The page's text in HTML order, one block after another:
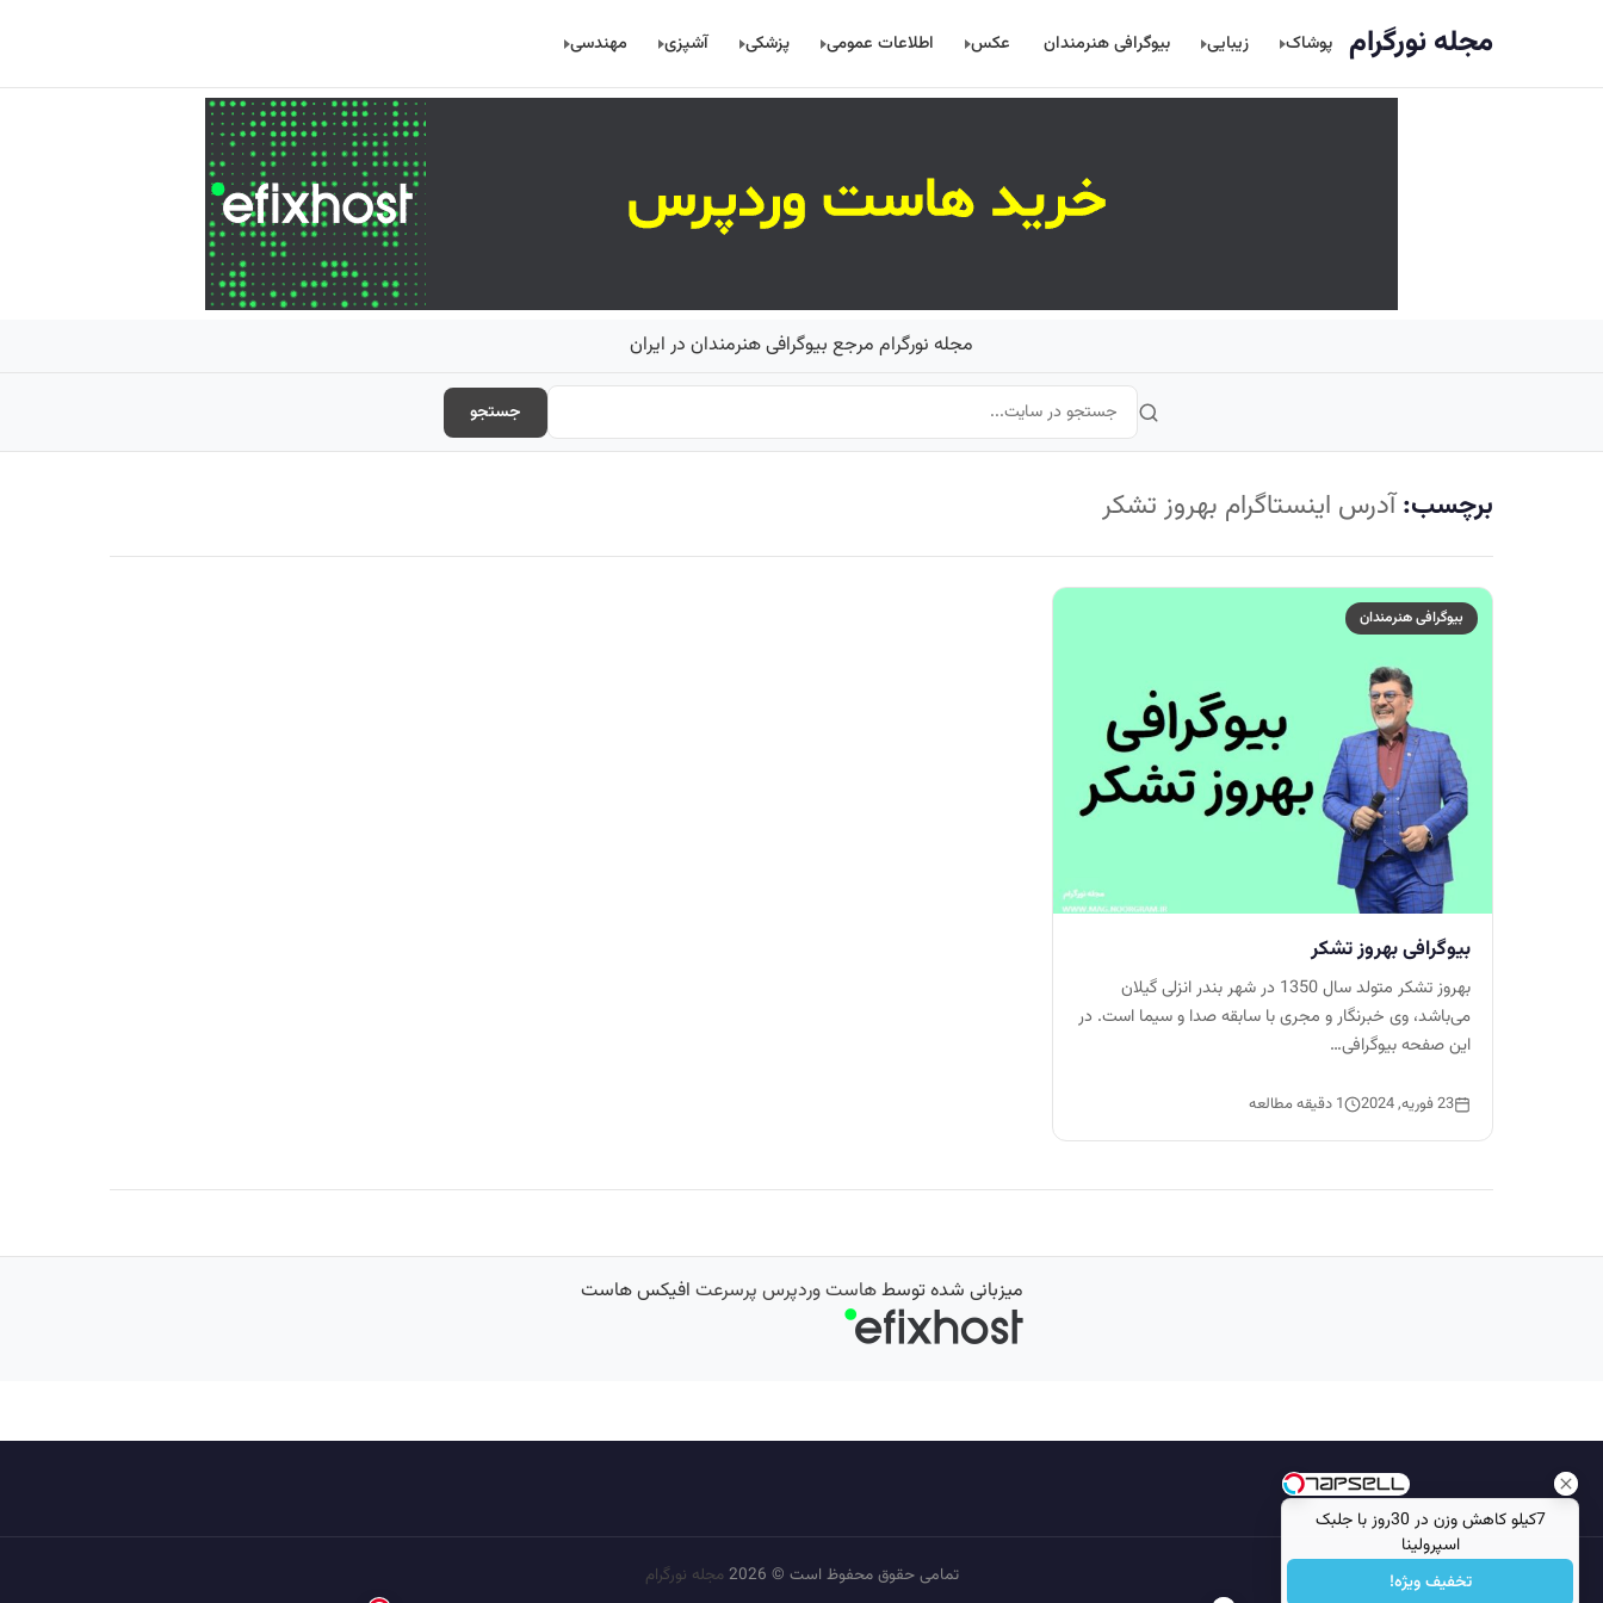
7کیلو کاهش وزن در 30روز با جلبک
اسپرولینا
تخفیف ویژه!
مجله نورگرام پوشاک زیبایی بیوگرافی هنرمندان عکس اطلاعات عمومی پزشکی آشپزی مهندسی
مجله نورگرام مرجع بیوگرافی هنرمندان در ایران
جستجو
برچسب:آدرس اینستاگرام بهروز تشکر
بیوگرافی هنرمندان
بیوگرافی بهروز تشکر
بهروز تشکر متولد سال 1350 در شهر بندر انزلی گیلان
می‌باشد، وی خبرنگار و مجری با سابقه صدا و سیما است. در
این صفحه بیوگرافی…
23 فوریه, 2024 1 دقیقه مطالعه
میزبانی شده توسطهاست وردپرس پرسرعت افیکس هاست
تمامی حقوق محفوظ است © 2026 مجله نورگرام